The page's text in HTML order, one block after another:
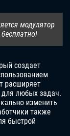
модулятор
создает
расширяет
для любых задач.
изменить
также
быстрой